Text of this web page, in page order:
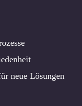
neue Lösungen